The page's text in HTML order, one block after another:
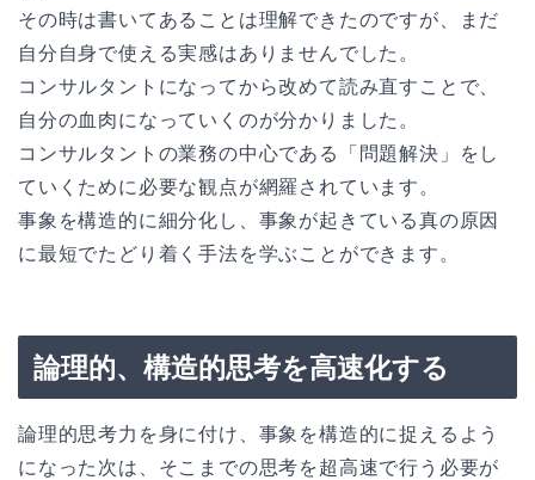
その時は書いてあることは理解できたのですが、まだ
自分自身で使える実感はありませんでした。
コンサルタントになってから改めて読み直すことで、
自分の血肉になっていくのが分かりました。
コンサルタントの業務の中心である「問題解決」をし
ていくために必要な観点が網羅されています。
事象を構造的に細分化し、事象が起きている真の原因
に最短でたどり着く手法を学ぶことができます。
論理的、構造的思考を高速化する
論理的思考力を身に付け、事象を構造的に捉えるよう
になった次は、そこまでの思考を超高速で行う必要が